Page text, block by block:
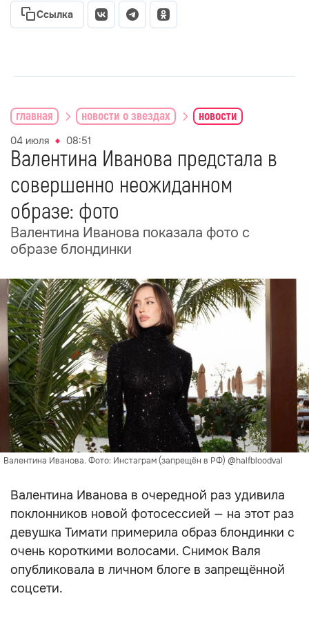
Ссылка
главная новости о звездах новости
04 июля 08:51
Валентина Иванова предстала в
совершенно неожиданном
образе: фото
Валентина Иванова показала фото с
образе блондинки
Валентина Иванова. Фото: Инстаграм (запрещён в РФ) @halfbloodval
Валентина Иванова в очередной раз удивила
поклонников новой фотосессией — на этот раз
девушка Тимати примерила образ блондинки с
очень короткими волосами. Снимок Валя
опубликовала в личном блоге в запрещённой
соцсети.